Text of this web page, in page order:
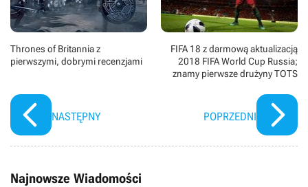
Thrones of Britannia z
pierwszymi, dobrymi recenzjami
NASTĘPNY
FIFA 18 z darmową aktualizacją
2018 FIFA World Cup Russia;
znamy pierwsze drużyny TOTS
POPRZEDNI
Najnowsze Wiadomości